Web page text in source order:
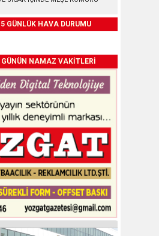
GÜNLÜK HAVA DURUMU
NAMAZ VAKİTLERİ